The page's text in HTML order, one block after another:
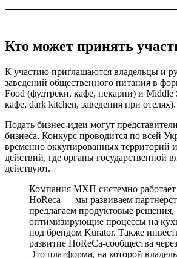
Кто может принять
К участию приглашаются владельцы и
заведений общественного питания в
Food (фудтреки, кафе, пекарни) и Middle
кафе, dark kitchen, заведения при отелях).
Подать бизнес-идеи могут
бизнеса. Конкурс проводится по всей
временно оккупированных территорий
действий, где органы государственной
действуют.
Компания МХП системно работает
HoReca — мы развиваем
предлагаем продуктовые решения,
оптимизирующие процессы на
под брендом Kurator. Также
развитие HoReCa-сообщества
Это платформа, на которой